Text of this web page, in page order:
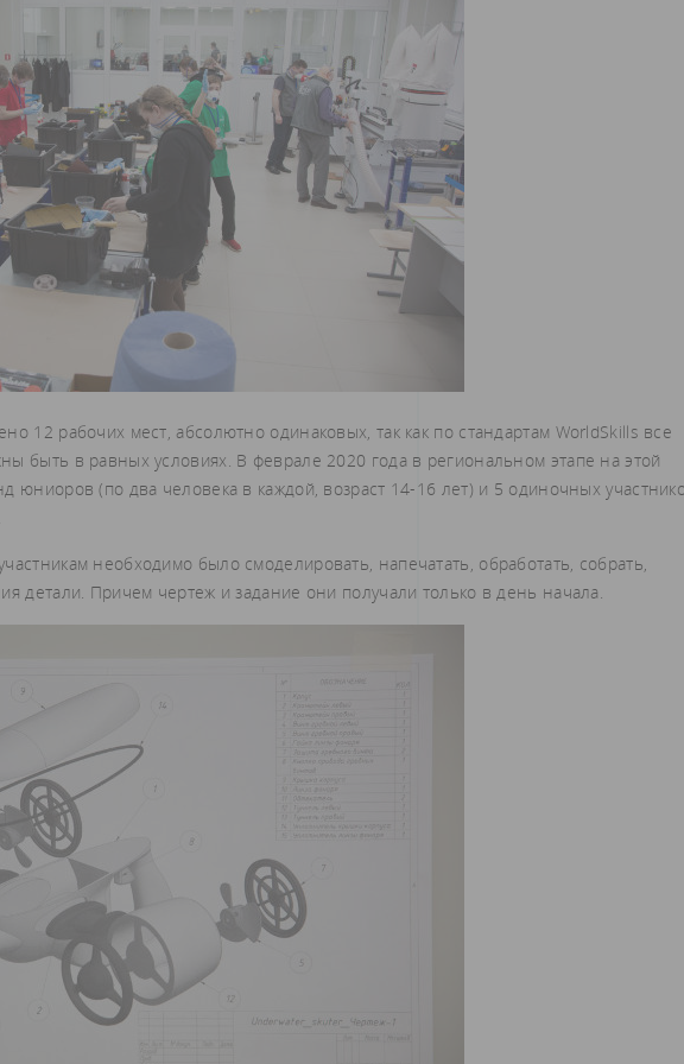
12 рабочих мест, абсолютно одинаковых, так как по стандартам WorldSkills все
быть в равных условиях. В феврале 2020 года в региональном этапе на этой
юниоров (по два человека в каждой, возраст 14-16 лет) и 5 одиночных
необходимо было смоделировать, напечатать, обработать, собрать,
детали. Причем чертеж и задание они получали только в день начала.